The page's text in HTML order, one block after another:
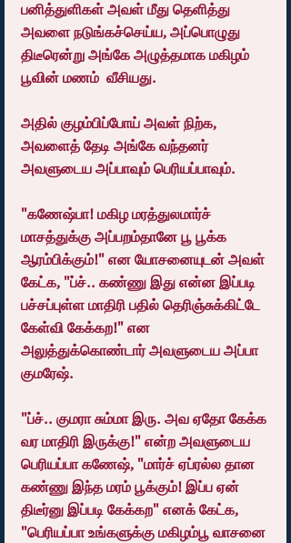
பனித்துளிகள் அவள் மீது தெளித்து
அவளை நடுங்கச்செய்ய, அப்பொழுது
திடீரென்று அங்கே அழுத்தமாக மகிழம்
பூவின் மணம்  வீசியது.
அதில் குழம்பிப்போய் அவள் நிற்க,
அவளைத் தேடி அங்கே வந்தனர்
அவளுடைய அப்பாவும் பெரியப்பாவும்.
"கணேஷ்பா! மகிழ மரத்துலமார்ச்
மாசத்துக்கு அப்பறம்தானே பூ பூக்க
ஆரம்பிக்கும்!" என யோசனையுடன் அவள்
கேட்க, "ப்ச்.. கண்ணு இது என்ன இப்படி
பச்சப்புள்ள மாதிரி பதில் தெரிஞ்சுக்கிட்டே
கேள்வி கேக்கற!" என
அலுத்துக்கொண்டார் அவளுடைய அப்பா
குமரேஷ்.
"ப்ச்.. குமரா சும்மா இரு. அவ ஏதோ கேக்க
வர மாதிரி இருக்கு!" என்ற அவளுடைய
பெரியப்பா கணேஷ், "மார்ச் ஏப்ரல்ல தான
கண்ணு இந்த மரம் பூக்கும்! இப்ப ஏன்
திடீர்னு இப்படி கேக்கற" எனக் கேட்க,
"பெரியப்பா உங்களுக்கு மகிழம்பூ வாசனை